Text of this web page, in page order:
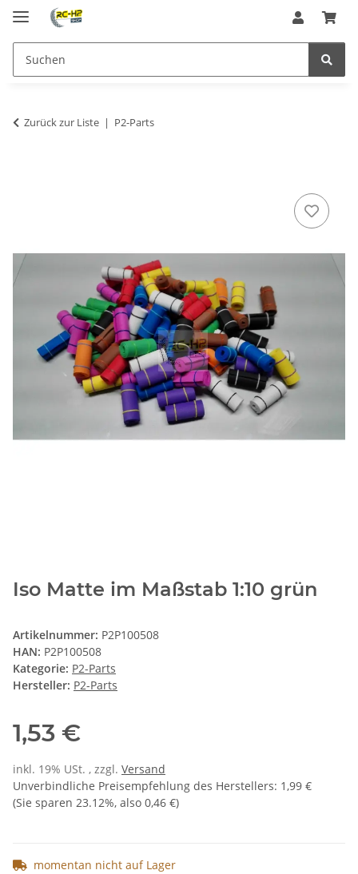
Zurück zur Liste P2-Parts
Iso Matte im Maßstab 1:10 grün
Artikelnummer: P2P100508
HAN: P2P100508
Kategorie: P2-Parts
Hersteller: P2-Parts
1,53 €
inkl. 19% USt. , zzgl. Versand
Unverbindliche Preisempfehlung des Herstellers: 1,99 €
(Sie sparen 23.12%, also 0,46 €)
momentan nicht auf Lager